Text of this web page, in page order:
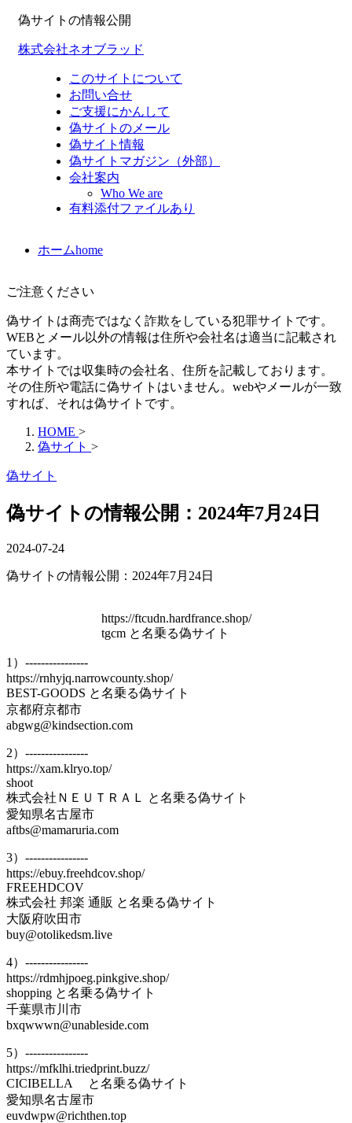
偽サイトの情報公開
株式会社ネオブラッド
このサイトについて
お問い合せ
ご支援にかんして
偽サイトのメール
偽サイト情報
偽サイトマガジン（外部）
会社案内
Who We are
有料添付ファイルあり
ホームhome
ご注意ください
偽サイトは商売ではなく詐欺をしている犯罪サイトです。
WEBとメール以外の情報は住所や会社名は適当に記載され
ています。
本サイトでは収集時の会社名、住所を記載しております。
その住所や電話に偽サイトはいません。webやメールが一致
すれば、それは偽サイトです。
HOME >
偽サイト >
偽サイト
偽サイトの情報公開：2024年7月24日
2024-07-24
偽サイトの情報公開：2024年7月24日
https://ftcudn.hardfrance.shop/
tgcm と名乗る偽サイト
1）----------------
https://rnhyjq.narrowcounty.shop/
BEST-GOODS と名乗る偽サイト
京都府京都市
abgwg@kindsection.com
2）----------------
https://xam.klryo.top/
shoot
株式会社ＮＥＵＴＲＡＬ と名乗る偽サイト
愛知県名古屋市
aftbs@mamaruria.com
3）----------------
https://ebuy.freehdcov.shop/
FREEHDCOV
株式会社 邦楽 通販 と名乗る偽サイト
大阪府吹田市
buy@otolikedsm.live
4）----------------
https://rdmhjpoeg.pinkgive.shop/
shopping と名乗る偽サイト
千葉県市川市
bxqwwwn@unableside.com
5）----------------
https://mfklhi.triedprint.buzz/
CICIBELLA と名乗る偽サイト
愛知県名古屋市
euvdwpw@richthen.top